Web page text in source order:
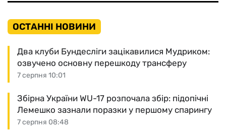
ОСТАННІ НОВИНИ
7 серпня 10:01
Два клуби Бундесліги зацікавилися Мудриком:
озвучено основну перешкоду трансферу
7 серпня 08:48
Збірна України WU-17 розпочала збір: підопічні
Лемешко зазнали поразки у першому спарингу